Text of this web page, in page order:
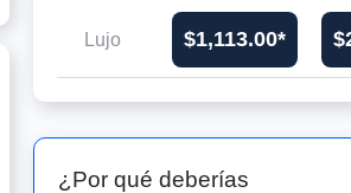
Lujo $1,113.00*
¿Por qué deberías